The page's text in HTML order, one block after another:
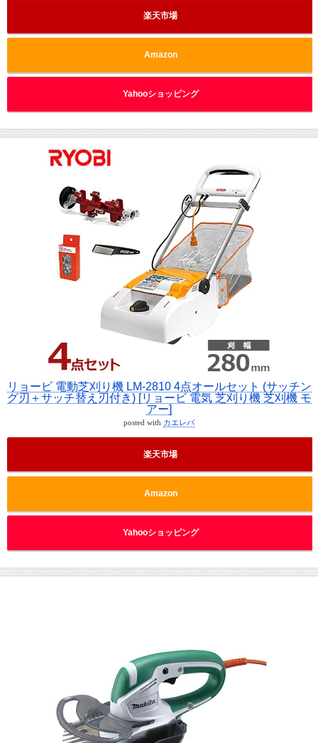
楽天市場
Amazon
Yahooショッピング
リョービ 電動芝刈り機 LM-2810 4点オールセット (サッチン
グ刃＋サッチ替え刃付き) [リョービ 電気 芝刈り機 芝刈機 モ
アー]
posted with カエレバ
楽天市場
Amazon
Yahooショッピング